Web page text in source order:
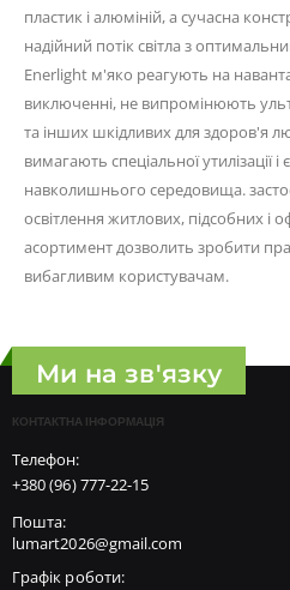
пластик і алюміній, а сучасна
надійний потік світла з
Enerlight м'яко реагують на
виключенні, не випромінюють
та інших шкідливих для здоров'я
вимагають спеціальної утилізації
навколишнього середовища.
освітлення житлових, підсобних
асортимент дозволить зробити
вибагливим користувачам.
Ми на зв'язку
КОНТАКТНА ІНФОРМАЦІЯ
Телефон:
+380 (96) 777-22-15
Пошта:
lumart2026@gmail.com
Графік роботи: